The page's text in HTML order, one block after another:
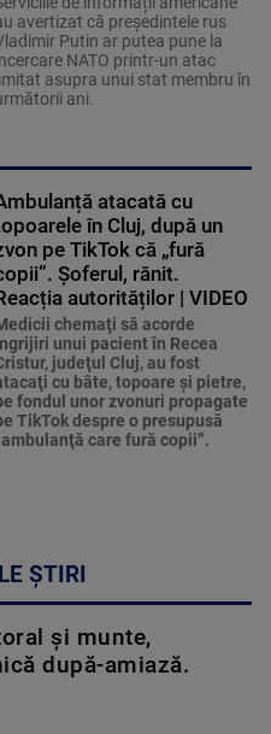
avertizat că președintele rus
Putin ar putea pune la
NATO printr-un atac
limitat asupra unui stat membru în
ani.
atacată cu
în Cluj, după un
pe TikTok că „fură
Șoferul, rănit.
autorităților | VIDEO
chemaţi să acorde
unui pacient în Recea
judeţul Cluj, au fost
cu bâte, topoare şi pietre,
fondul unor zvonuri propagate
TikTok despre o presupusă
care fură copii”.
ȘTIRI
și munte,
după-amiază.